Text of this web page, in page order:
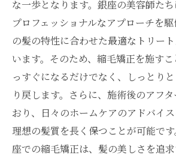
な一歩となります。銀座の美容師た
プロフェッショナルなアプローチを
の髪の特性に合わせた最適なトリー
います。そのため、縮毛矯正を施す
っすぐになるだけでなく、しっとり
り戻します。さらに、施術後のアフ
おり、日々のホームケアのアドバイス
理想の髪質を長く保つことが可能で
座での縮毛矯正は、髪の美しさを追